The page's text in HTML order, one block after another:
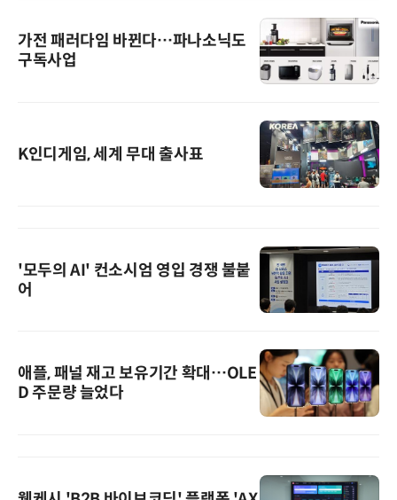
가전 패러다임 바뀐다…파나소닉도
구독사업
K인디게임, 세계 무대 출사표
'모두의 AI' 컨소시엄 영입 경쟁 불붙
어
애플, 패널 재고 보유기간 확대…OLE
D 주문량 늘었다